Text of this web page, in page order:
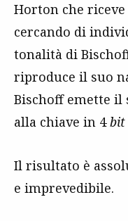
Horton che
cercando di
tonalità di
riproduce il suo
Bischoff emette il
alla chiave in 4bit
Il risultato è
e imprevedibile.